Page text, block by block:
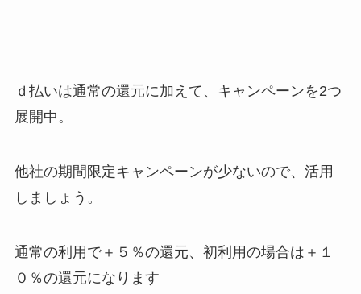
ｄ払いは通常の還元に加えて、キャンペーンを2つ
展開中。
他社の期間限定キャンペーンが少ないので、活用
しましょう。
通常の利用で＋５％の還元、初利用の場合は＋１
０％の還元になります